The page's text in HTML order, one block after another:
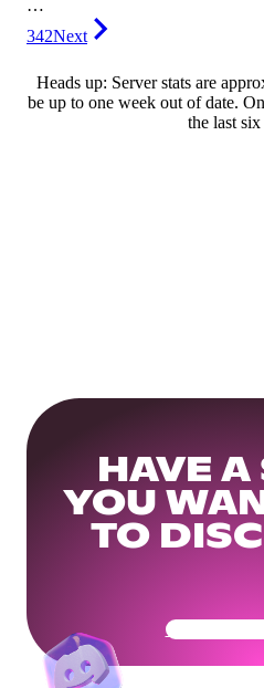
…
342Next
Heads up: Server stats are
be up to one week out of date.
the last
HAVE
YOU
TO
Get Your